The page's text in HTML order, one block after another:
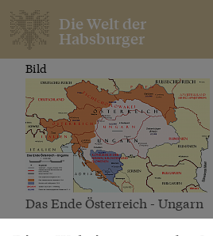
Die Welt der
Habsburger
Bild
Das Ende Österreich - Ungarn